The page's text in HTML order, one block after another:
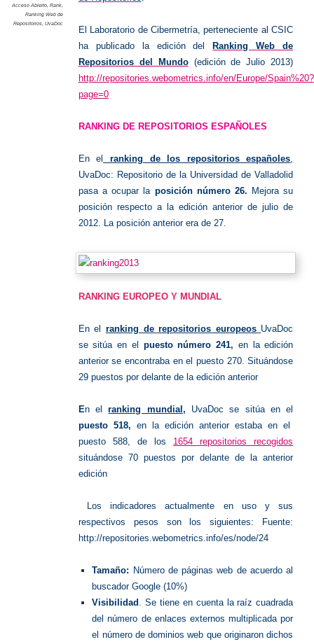
Acceso Abierto, Rank,
Ranking Web de
Repositorios, UvaDoc
El Laboratorio de Cibermetría, perteneciente al CSIC
ha publicado la edición del
Ranking Web de
Repositorios del Mundo(edición de Julio 2013)
http://repositories.webometrics.info/en/Europe/Spain%20?
page=0
RANKING DE REPOSITORIOS ESPAÑOLES
En el ranking de los repositorios españoles,
UvaDoc: Repositorio de la Universidad de Valladolid
pasa a ocupar laposición número 26. Mejora su
posición respecto a la edición anterior de julio de
2012. La posición anterior era de 27.
RANKING EUROPEO Y MUNDIAL
En el ranking de repositorios europeos UvaDoc
se sitúa en el
puesto número 241, en la edición
anterior se encontraba en el puesto 270. Situándose
29 puestos por delante de la edición anterior
En elranking mundial , UvaDoc se sitúa en el
puesto 518, en la edición anterior estaba en el
puesto 588, de los 1654 repositorios recogidos
situándose 70 puestos por delante de la anterior
edición
os indicadores actualmente en uso y sus
respectivos pesos son los siguientes: Fuente:
http://repositories.webometrics.info/es/node/24
Tamaño: Número de páginas web de acuerdo al
buscador Google (10%)
Visibilidad
. Se tiene en cuenta la raíz cuadrada
del número de enlaces externos multiplicada por
el número de dominios web que originaron dichos